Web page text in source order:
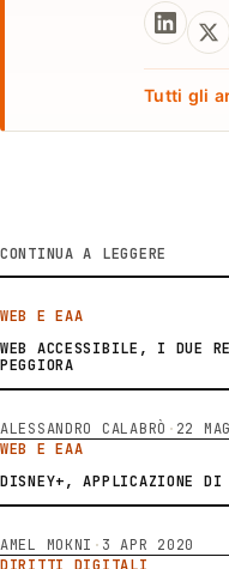
Tutti gli
CONTINUA A LEGGERE
WEB E EAA
WEB ACCESSIBILE, I DUE
PEGGIORA
ALESSANDRO CALABRÒ · 22
WEB E EAA
DISNEY+, APPLICAZIONE DI
AMEL MOKNI · 3 APR 2020